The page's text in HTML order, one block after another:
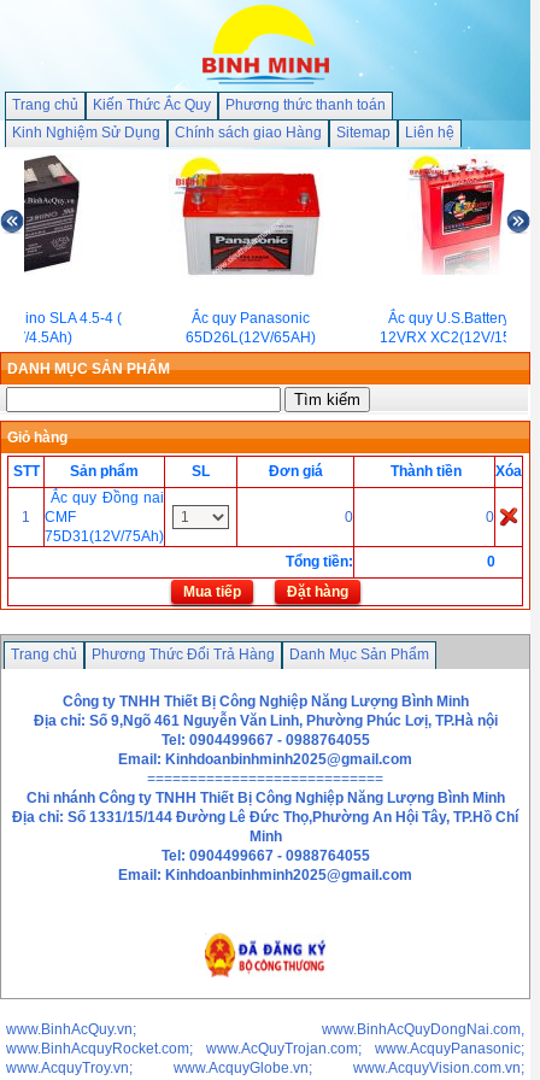
Trang chủ Kiến Thức Ắc Quy
Phương thức thanh toán
Kinh Nghiệm Sử Dụng
Chính sách giao Hàng Sitemap Liên hệ
Rhino SLA 4.5-4 (
4V/4.5Ah)
Ắc quy Panasonic
65D26L(12V/65AH)
Ắc quy U.S.Battery US
12VRX XC2(12V/155Ah)
DANH MỤC SẢN PHẨM
Giỏ hàng
STT
Sản phẩm SL Đơn giá Thành tiền Xóa
1
Ắc quy Đồng nai
CMF
75D31(12V/75Ah)
0 0
Tổng tiền:
0
Mua tiếp
Đặt hàng
Trang chủ Phương Thức Đổi Trả Hàng
Danh Mục Sản Phẩm
Công ty TNHH Thiết Bị Công Nghiệp Năng Lượng Bình Minh
Địa chỉ: Số 9,Ngõ 461 Nguyễn Văn Linh, Phường Phúc Lơị, TP.Hà nội
Tel: 0904499667 - 0988764055
Email: Kinhdoanbinhminh2025@gmail.com
============================
Chi nhánh Công ty TNHH Thiết Bị Công Nghiệp Năng Lượng Bình Minh
Địa chỉ: Số 1331/15/144 Đường Lê Đức Thọ,Phường An Hội Tây, TP.Hồ Chí
Minh
Tel: 0904499667 - 0988764055
Email: Kinhdoanbinhminh2025@gmail.com
www.BinhAcQuy.vn; www.BinhAcQuyDongNai.com,
www.BinhAcquyRocket.com; www.AcQuyTrojan.com; www.AcquyPanasonic;
www.AcquyTroy.vn; www.AcquyGlobe.vn; www.AcquyVision.com.vn;